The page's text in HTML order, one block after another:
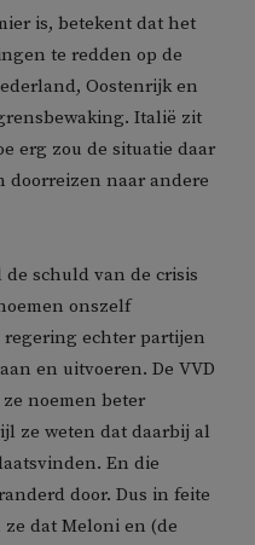
is, betekent dat het
te redden op de
Oostenrijk en
Italië zit
erg zou de situatie daar
naar andere
schuld van de crisis
onszelf
echter partijen
en uitvoeren. De VVD
noemen beter
ze weten dat daarbij al
En die
door. Dus in feite
dat Meloni en (de